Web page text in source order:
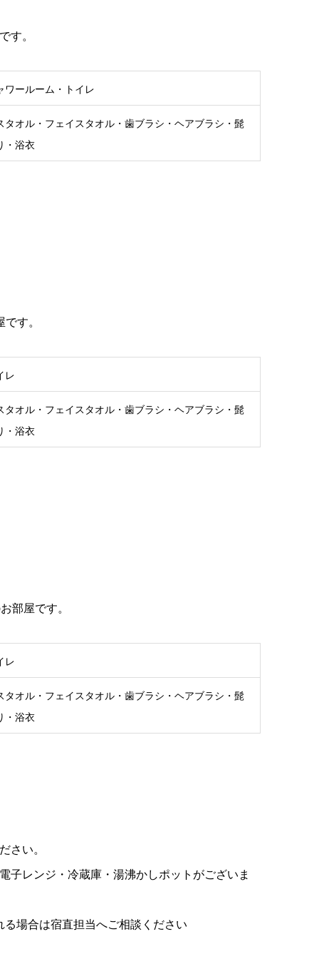
す。
ワールーム・トイレ
タオル・フェイスタオル・歯ブラシ・ヘアブラシ・髭
・浴衣
す。
レ
タオル・フェイスタオル・歯ブラシ・ヘアブラシ・髭
・浴衣
部屋です。
レ
タオル・フェイスタオル・歯ブラシ・ヘアブラシ・髭
・浴衣
さい。
子レンジ・冷蔵庫・湯沸かしポットがございま
場合は宿直担当へご相談ください